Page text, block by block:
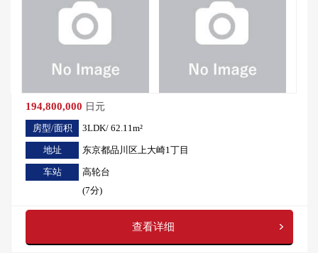
194,800,000 日元
房型/面积
3LDK/ 62.11m²
地址 东京都品川区上大崎1丁目
车站
高轮台
(7分)
查看详细